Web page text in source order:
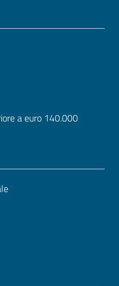
a euro 140.000